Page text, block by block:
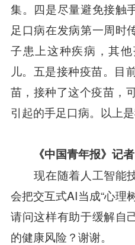
集。四是尽量避免接触
足口病在发病第一周时
子患上这种疾病，其
儿。五是接种疫苗。目
苗，接种了这个疫苗，
引起的手足口病。以上是
《中国青年报》记者
现在随着人工智能
会把交互式AI当成“心理
请问这样有助于缓解自
的健康风险？谢谢。